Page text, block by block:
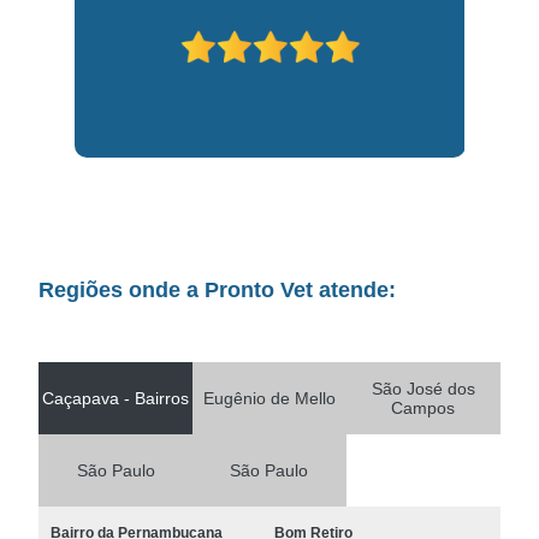
Regiões onde a Pronto Vet atende:
Caçapava - Bairros Eugênio de Mello
São José dos
Campos
São Paulo São Paulo
Bairro da Pernambucana Bom Retiro